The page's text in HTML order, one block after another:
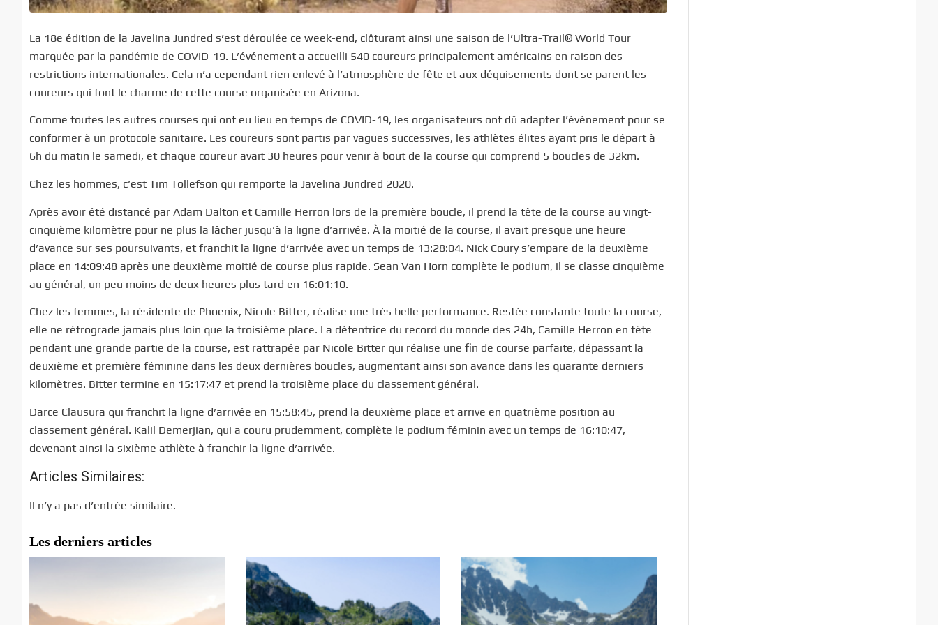
La 18e édition de la Javelina Jundred s’est déroulée ce week-end, clôturant ainsi une saison de l’Ultra-Trail® World Tour
marquée par la pandémie de COVID-19. L’événement a accueilli 540 coureurs principalement américains en raison des
restrictions internationales. Cela n’a cependant rien enlevé à l’atmosphère de fête et aux déguisements dont se parent les
coureurs qui font le charme de cette course organisée en Arizona.
Comme toutes les autres courses qui ont eu lieu en temps de COVID-19, les organisateurs ont dû adapter l’événement pour se
conformer à un protocole sanitaire. Les coureurs sont partis par vagues successives, les athlètes élites ayant pris le départ à
6h du matin le samedi, et chaque coureur avait 30 heures pour venir à bout de la course qui comprend 5 boucles de 32km.
Chez les hommes, c’est Tim Tollefson qui remporte la Javelina Jundred 2020.
Après avoir été distancé par Adam Dalton et Camille Herron lors de la première boucle, il prend la tête de la course au vingt-
cinquième kilomètre pour ne plus la lâcher jusqu’à la ligne d’arrivée. À la moitié de la course, il avait presque une heure
d’avance sur ses poursuivants, et franchit la ligne d’arrivée avec un temps de 13:28:04. Nick Coury s’empare de la deuxième
place en 14:09:48 après une deuxième moitié de course plus rapide. Sean Van Horn complète le podium, il se classe cinquième
au général, un peu moins de deux heures plus tard en 16:01:10.
Chez les femmes, la résidente de Phoenix, Nicole Bitter, réalise une très belle performance. Restée constante toute la course,
elle ne rétrograde jamais plus loin que la troisième place. La détentrice du record du monde des 24h, Camille Herron en tête
pendant une grande partie de la course, est rattrapée par Nicole Bitter qui réalise une fin de course parfaite, dépassant la
deuxième et première féminine dans les deux dernières boucles, augmentant ainsi son avance dans les quarante derniers
kilomètres. Bitter termine en 15:17:47 et prend la troisième place du classement général.
Darce Clausura qui franchit la ligne d’arrivée en 15:58:45, prend la deuxième place et arrive en quatrième position au
classement général. Kalil Demerjian, qui a couru prudemment, complète le podium féminin avec un temps de 16:10:47,
devenant ainsi la sixième athlète à franchir la ligne d’arrivée.
Articles Similaires:
Il n’y a pas d’entrée similaire.
Les derniers articles